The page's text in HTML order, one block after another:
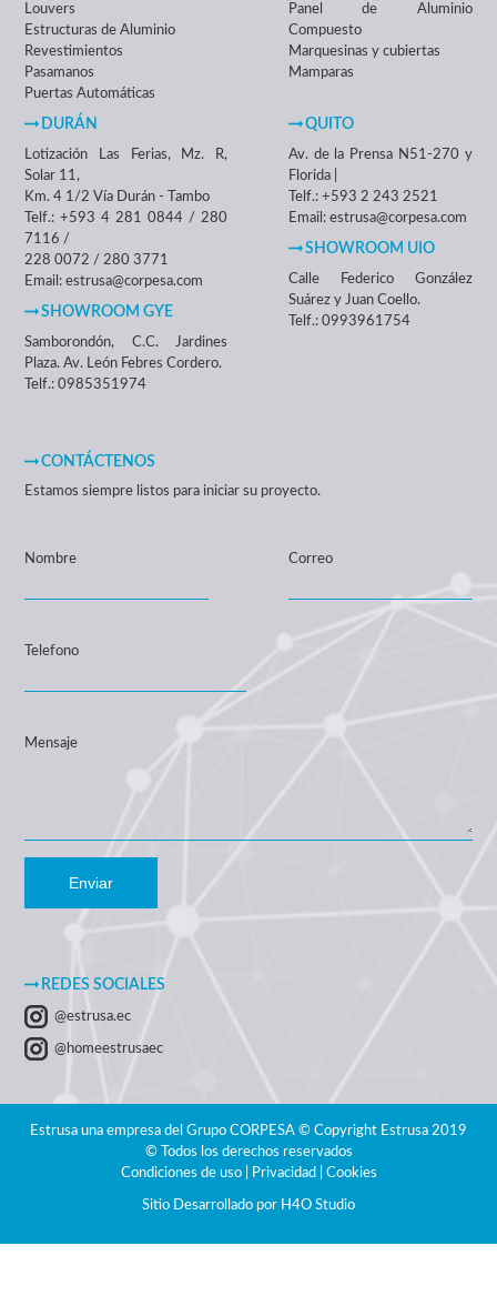
Panel de Aluminio
Compuesto
Marquesinas y cubiertas
Mamparas
Louvers
Estructuras de Aluminio
Revestimientos
Pasamanos
Puertas Automáticas
QUITO
Av. de la Prensa N51-270 y
Florida |
Telf.: +593 2 243 2521
Email: estrusa@corpesa.com
SHOWROOM UIO
Calle Federico González
Suárez y Juan Coello.
Telf.: 0993961754
DURÁN
Lotización Las Ferias, Mz. R,
Solar 11,
Km. 4 1/2 Vía Durán - Tambo
Telf.: +593 4 281 0844 / 280
7116 /
228 0072 / 280 3771
Email: estrusa@corpesa.com
SHOWROOM GYE
Samborondón, C.C. Jardines
Plaza. Av. León Febres Cordero.
Telf.: 0985351974
CONTÁCTENOS
Estamos siempre listos para iniciar su proyecto.
Nombre Correo
Telefono
Mensaje
Enviar
REDES SOCIALES
@estrusa.ec
@homeestrusaec
Estrusa una empresa del Grupo CORPESA © Copyright Estrusa 2019
© Todos los derechos reservados
Condiciones de uso | Privacidad | Cookies
Sitio Desarrollado por H4O Studio